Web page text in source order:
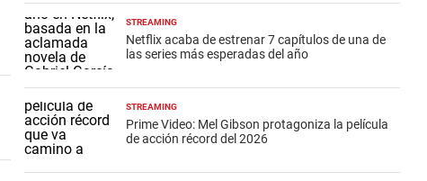
STREAMING
Netflix acaba de estrenar 7 capítulos de una de
las series más esperadas del año
STREAMING
Prime Video: Mel Gibson protagoniza la película
de acción récord del 2026